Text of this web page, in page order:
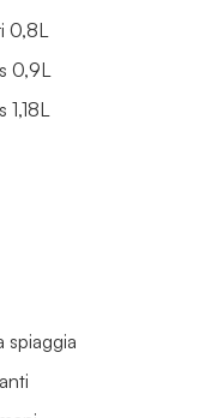
0,8L
0,9L
1,18L
spiaggia